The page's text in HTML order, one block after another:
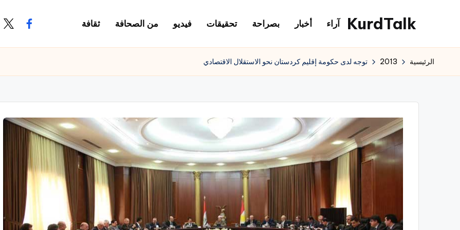
المحتوى
KurdTalk
اخبار
آراء أخبار بصراحة تحقيقات فيديو من الصحافة ثقافة
الرئيسية 2013 توجه لدى حكومة إقليم كردستان نحو الاستقلال الاقتصادي